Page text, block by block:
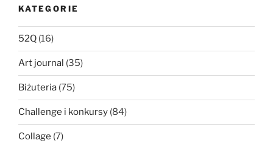
KATEGORIE
52Q (16)
Art journal (35)
Biżuteria (75)
Challenge i konkursy (84)
Collage (7)